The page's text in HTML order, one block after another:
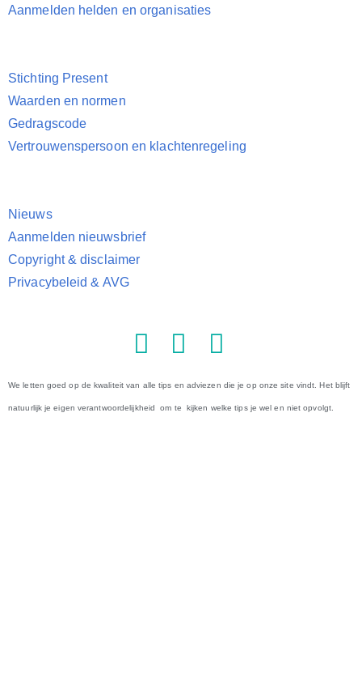
Aanmelden helden en organisaties
Stichting Present
Waarden en normen
Gedragscode
Vertrouwenspersoon en klachtenregeling
Nieuws
Aanmelden nieuwsbrief
Copyright & disclaimer
Privacybeleid & AVG
We letten goed op de kwaliteit van alle tips en adviezen die je op onze site vindt. Het blijft
natuurlijk je eigen verantwoordelijkheid om te kijken welke tips je wel en niet opvolgt.